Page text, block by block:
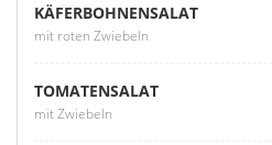
KÄFERBOHNENSALAT
mit roten Zwiebeln
TOMATENSALAT
mit Zwiebeln